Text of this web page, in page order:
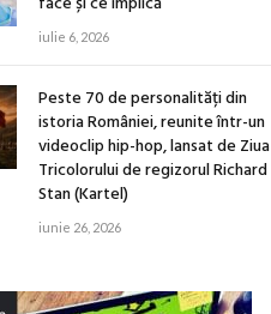
iulie 6, 2026
Peste 70 de personalități din
istoria României, reunite într-un
videoclip hip-hop, lansat de Ziua
Tricolorului de regizorul Richard
Stan (Kartel)
iunie 26, 2026